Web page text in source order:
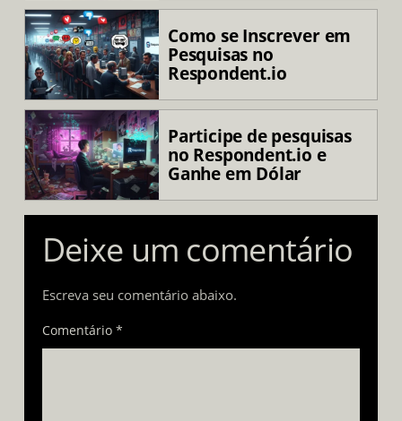
Como se Inscrever em
Pesquisas no
Respondent.io
Participe de pesquisas
no Respondent.io e
Ganhe em Dólar
Deixe um comentário
Escreva seu comentário abaixo.
Comentário *